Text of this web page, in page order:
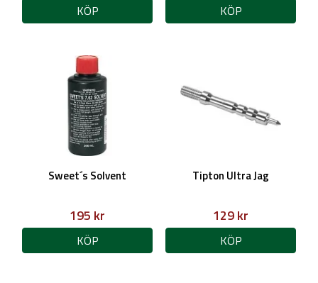
KÖP KÖP
Sweet´s Solvent
195 kr
KÖP
Tipton Ultra Jag
129 kr
KÖP